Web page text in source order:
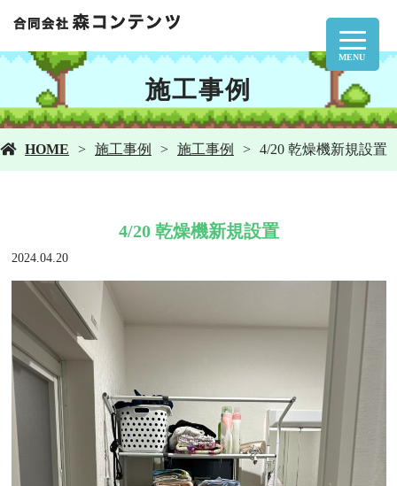
MENU
施工事例
HOME 施工事例 施工事例 4/20 乾燥機新規設置
4/20 乾燥機新規設置
2024.04.20